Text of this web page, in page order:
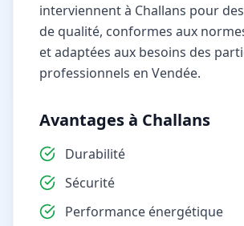
interviennent à Challans pour
de qualité, conformes aux
et adaptées aux besoins des
professionnels en Vendée.
Avantages à Challans
Durabilité
Sécurité
Performance énergétique